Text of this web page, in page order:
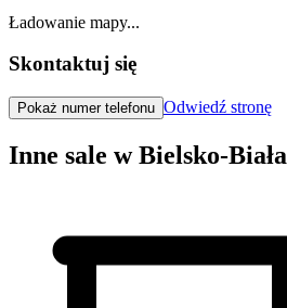
Ładowanie mapy...
Skontaktuj się
Pokaż numer telefonu Odwiedź stronę
Inne sale w Bielsko-Biała